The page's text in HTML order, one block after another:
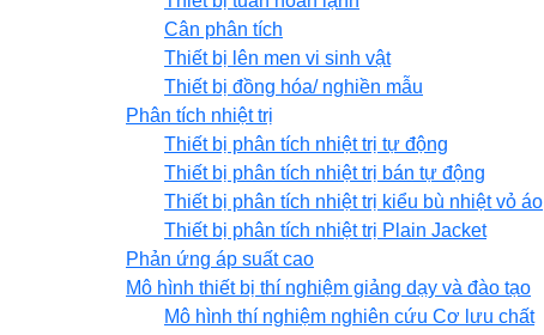
Cân phân tích
Thiết bị lên men vi sinh vật
Thiết bị đồng hóa/ nghiền mẫu
Phân tích nhiệt trị
Thiết bị phân tích nhiệt trị tự động
Thiết bị phân tích nhiệt trị bán tự động
Thiết bị phân tích nhiệt trị kiểu bù nhiệt vỏ áo
Thiết bị phân tích nhiệt trị Plain Jacket
Phản ứng áp suất cao
Mô hình thiết bị thí nghiệm giảng dạy và đào tạo
Mô hình thí nghiệm nghiên cứu Cơ lưu chất